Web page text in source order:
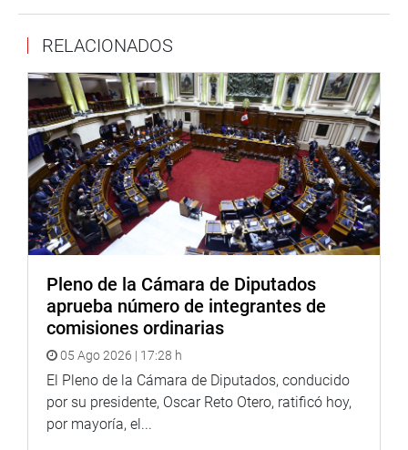
Rospigliosi Capurro añadió que resulta indispensable
garantizar el respeto a la legislación vigente y a la
institucionalidad democrática.
En ese sentido, enfatizó que la división de poderes
constituye un principio esencial de la República,
precisando que corresponde al Congreso aprobar las
leyes, al Poder Ejecutivo promulgarlas y al Poder Judicial
aplicarlas dentro del marco constitucional.
Finalmente, reiteró su llamado a fortalecer el equilibrio
institucional y a asegurar que las decisiones de los
la Constitución y las normas vigentes, en resguardo de la
seguridad jurídica y la estabilidad democrática del país.
INSTITUCIONAL
RELACIONADOS
Pleno de la Cámara de Diputados
aprueba número de integrantes de
comisiones ordinarias
05 Ago 2026 | 17:28 h
El Pleno de la Cámara de Diputados, conducido
por su presidente, Oscar Reto Otero, ratificó hoy,
por mayoría, el...